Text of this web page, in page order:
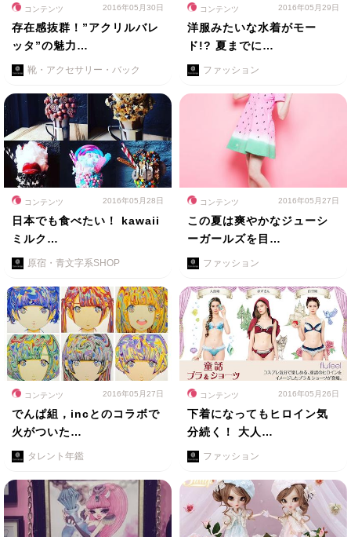
コンテンツ 2016年05月30日
存在感抜群！”アクリルバレ
ッタ”の魅力…
靴・アクセサリー・バック
コンテンツ 2016年05月29日
洋服みたいな水着がモー
ド!? 夏までに…
ファッション
コンテンツ 2016年05月28日
日本でも食べたい！ kawaii
ミルク…
原宿・青文字系SHOP
コンテンツ 2016年05月27日
この夏は爽やかなジューシ
ーガールズを目…
ファッション
コンテンツ 2016年05月27日
でんぱ組，incとのコラボで
火がついた…
タレント年鑑
コンテンツ 2016年05月26日
下着になってもヒロイン気
分続く！ 大人…
ファッション